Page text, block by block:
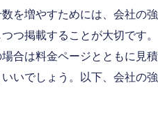
を増やすためには、会社の強
つ掲載することが大切です。
合は料金ページとともに見積
いでしょう。以下、会社の強